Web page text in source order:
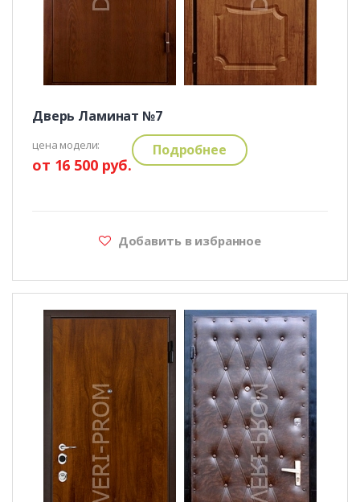
Дверь Ламинат №7
цена модели:
от 16 500 руб.
Подробнее
Добавить в избранное